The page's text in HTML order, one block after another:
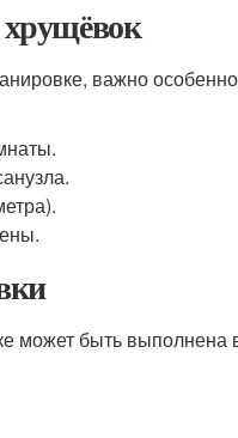
важно
может быть выполнена